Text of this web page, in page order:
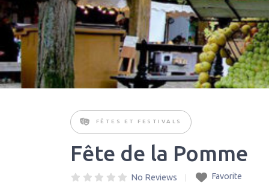
FÊTES ET FESTIVALS
Fête de la Pomme
No Reviews Favorite